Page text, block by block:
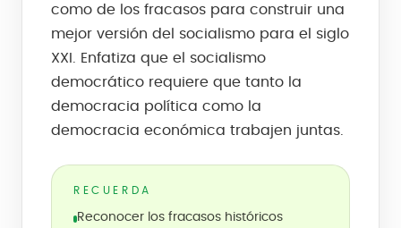
como de los fracasos para construir una
mejor versión del socialismo para el siglo
XXI. Enfatiza que el socialismo
democrático requiere que tanto la
democracia política como la
democracia económica trabajen juntas.
RECUERDA
Reconocer los fracasos históricos